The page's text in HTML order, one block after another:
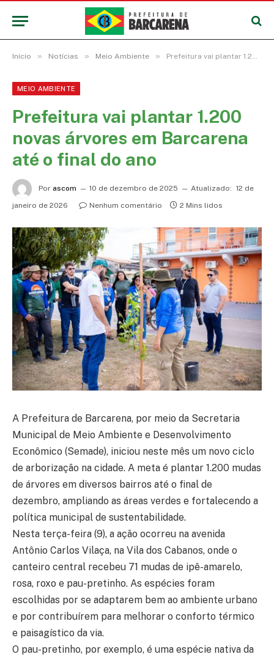
Início » Notícias » Meio Ambiente » Prefeitura vai plantar 1.200 novas árvores em Barcarena até o final do ano
MEIO AMBIENTE
Prefeitura vai plantar 1.200
novas árvores em Barcarena
até o final do ano
Por ascom 10 de dezembro de 2025 Atualizado: 12 de
janeiro de 2026
Nenhum comentário 2 Mins lidos
A Prefeitura de Barcarena, por meio da Secretaria
Municipal de Meio Ambiente e Desenvolvimento
Econômico (Semade), iniciou neste mês um novo ciclo
de arborização na cidade. A meta é plantar 1.200 mudas
de árvores em diversos bairros até o final de
dezembro, ampliando as áreas verdes e fortalecendo a
política municipal de sustentabilidade.
Nesta terça-feira (9), a ação ocorreu na avenida
Antônio Carlos Vilaça, na Vila dos Cabanos, onde o
canteiro central recebeu 71 mudas de ipê-amarelo,
rosa, roxo e pau-pretinho. As espécies foram
escolhidas por se adaptarem bem ao ambiente urbano
e por contribuírem para melhorar o conforto térmico
e paisagístico da via.
O pau-pretinho, por exemplo, é uma espécie nativa da